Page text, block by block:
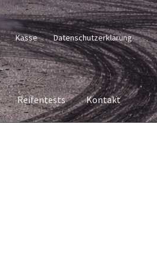
Kasse Datenschutzerklärung
Reifentests Kontakt